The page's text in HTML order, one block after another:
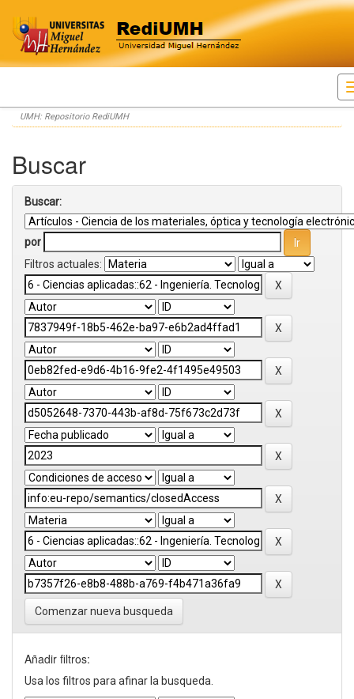
Skip
navigation
UMH: Repositorio RediUMH
Buscar
Buscar:
por
Filtros actuales:
Comenzar nueva busqueda
Añadir filtros:
Usa los filtros para afinar la busqueda.